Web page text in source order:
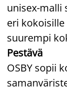
unisex-malli
eri kokoisille
suurempi
Pestävä
OSBY sopii